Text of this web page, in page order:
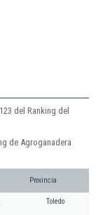
del Ranking del
de Agroganadera
Provincia
Toledo